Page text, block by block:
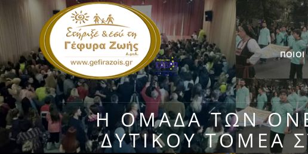
ΠΟΙΟΙ
Η ΟΜΆΔΑ ΤΩΝ
ΔΥΤΙΚΟΎ ΤΟΜΈΑ